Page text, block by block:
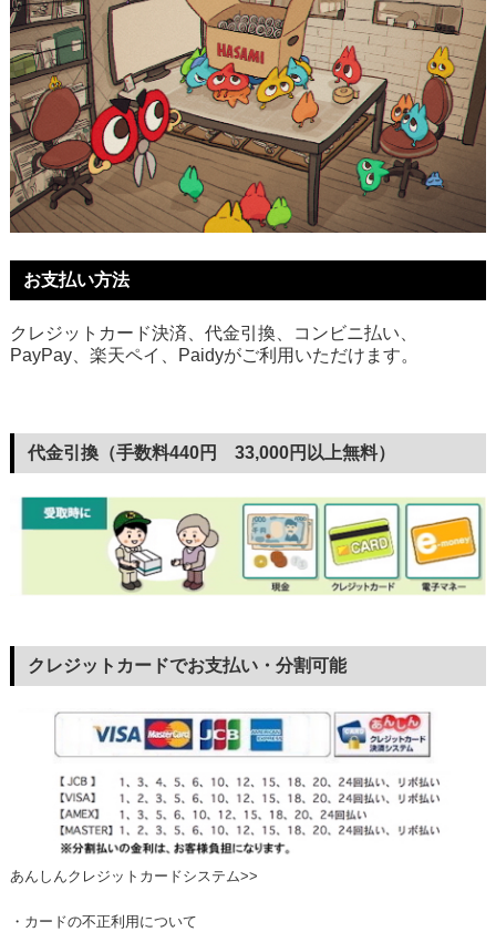
お支払い方法
クレジットカード決済、代金引換、コンビニ払い、
PayPay、楽天ペイ、Paidyがご利用いただけます。
代金引換（手数料440円 33,000円以上無料）
クレジットカードでお支払い・分割可能
あんしんクレジットカードシステム>>
・カードの不正利用について